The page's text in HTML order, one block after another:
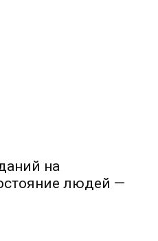
на
людей —